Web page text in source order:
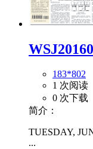
183*802
1 次阅读
0 次下载
简介：
TUESDAY,
...